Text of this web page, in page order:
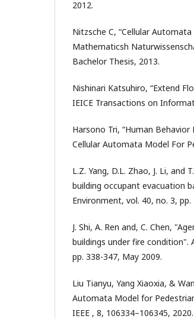
2012.
Nitzsche C, “Cellular
Mathematicsh
Bachelor Thesis, 2013.
Nishinari Katsuhiro, “Extend
IEICE Transactions on
Harsono Tri, “Human
Cellular Automata Model For
L.Z. Yang, D.L. Zhao, J. Li, and
building occupant evacuation
Environment, vol. 40, no. 3,
J. Shi, A. Ren and, C. Chen,
buildings under fire
pp. 338-347, May 2009.
Liu Tianyu, Yang Xiaoxia, &
Automata Model for
IEEE , 8, 106334–106345, 2020.